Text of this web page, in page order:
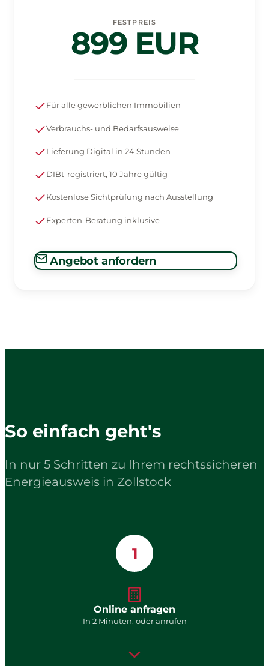
FESTPREIS
899 EUR
Für alle gewerblichen Immobilien
Verbrauchs- und Bedarfsausweise
Lieferung Digital in 24 Stunden
DIBt-registriert, 10 Jahre gültig
Kostenlose Sichtprüfung nach Ausstellung
Experten-Beratung inklusive
Angebot anfordern
So einfach geht's
In nur 5 Schritten zu Ihrem rechtssicheren
Energieausweis in Zollstock
1
Online anfragen
In 2 Minuten, oder anrufen